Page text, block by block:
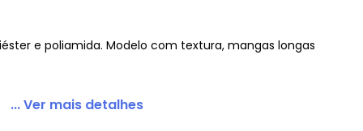
Textura
e poliamida. Modelo com textura, mangas longas
... Ver mais detalhes